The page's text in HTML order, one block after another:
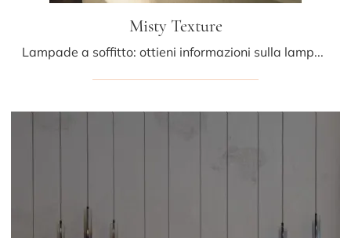
Misty Texture
Lampade a soffitto: ottieni informazioni sulla lampada Misty Texture in vetro che ti presentiamo.